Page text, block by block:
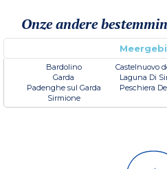
Onze andere
Bardolino Castelnuovo
Garda
Laguna Di
Padenghe sul Garda
Peschiera
Sirmione